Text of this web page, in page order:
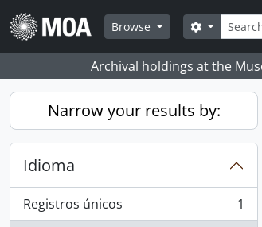
Skip to main content
Browse
Search
Archival holdings at the
Narrow your results by:
Idioma
Registros únicos
, 1 resultados
1